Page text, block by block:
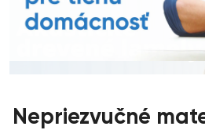
Nepriezvučné